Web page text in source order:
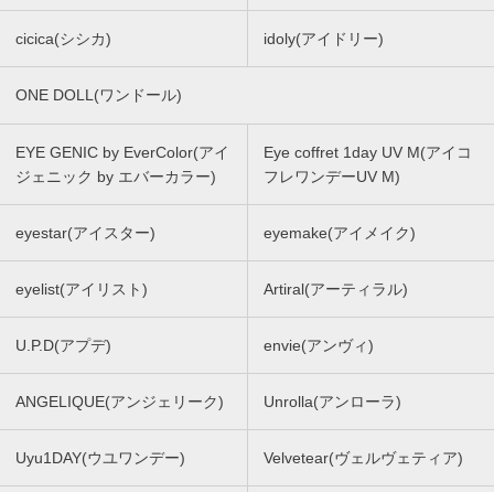
cicica(シシカ) idoly(アイドリー)
ONE DOLL(ワンドール)
EYE GENIC by EverColor(アイ
ジェニック by エバーカラー)
Eye coffret 1day UV M(アイコ
フレワンデーUV M)
eyestar(アイスター) eyemake(アイメイク)
eyelist(アイリスト) Artiral(アーティラル)
U.P.D(アプデ) envie(アンヴィ)
ANGELIQUE(アンジェリーク) Unrolla(アンローラ)
Uyu1DAY(ウユワンデー) Velvetear(ヴェルヴェティア)